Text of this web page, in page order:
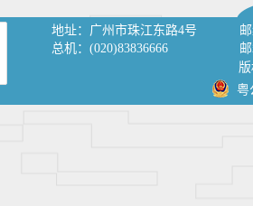
地址： 广州市珠江东路4号
总机： (020)83836666
粤